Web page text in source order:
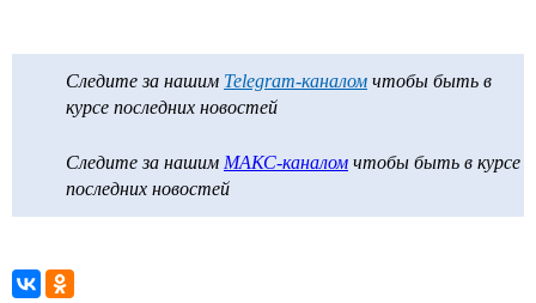
Следите за нашим Telegram-каналом чтобы быть в
курсе последних новостей
Следите за нашим МАКС-каналом чтобы быть в курсе
последних новостей